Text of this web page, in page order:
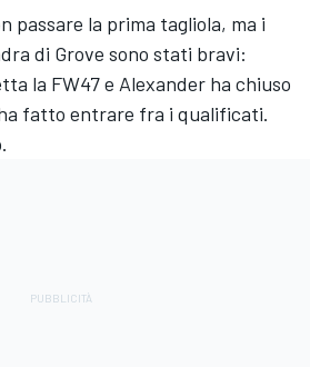
passare la prima tagliola, ma i
di Grove sono stati bravi:
la FW47 e Alexander ha chiuso
fatto entrare fra i qualificati.